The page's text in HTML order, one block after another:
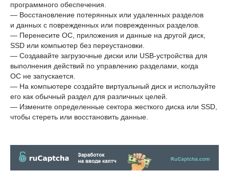
программного обеспечения.
— Восстановление потерянных или удаленных разделов
и данных с поврежденных или поврежденных разделов.
— Перенесите ОС, приложения и данные на другой диск,
SSD или компьютер без переустановки.
— Создавайте загрузочные диски или USB-устройства для
выполнения действий по управлению разделами, когда
ОС не запускается.
— На компьютере создайте виртуальный диск и используйте
его как обычный раздел для различных целей.
— Измените определенные сектора жесткого диска или SSD,
чтобы стереть или восстановить данные.